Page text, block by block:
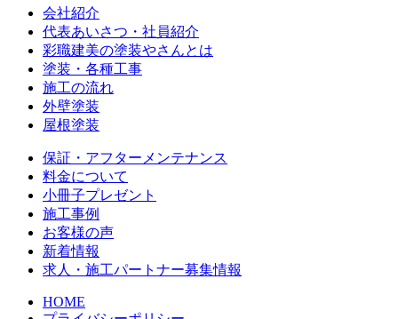
会社紹介
代表あいさつ・社員紹介
彩職建美の塗装やさんとは
塗装・各種工事
施工の流れ
外壁塗装
屋根塗装
保証・アフターメンテナンス
料金について
小冊子プレゼント
施工事例
お客様の声
新着情報
求人・施工パートナー募集情報
HOME